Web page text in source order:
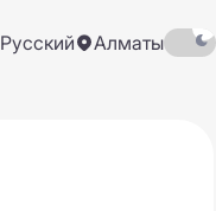
Русский Алматы